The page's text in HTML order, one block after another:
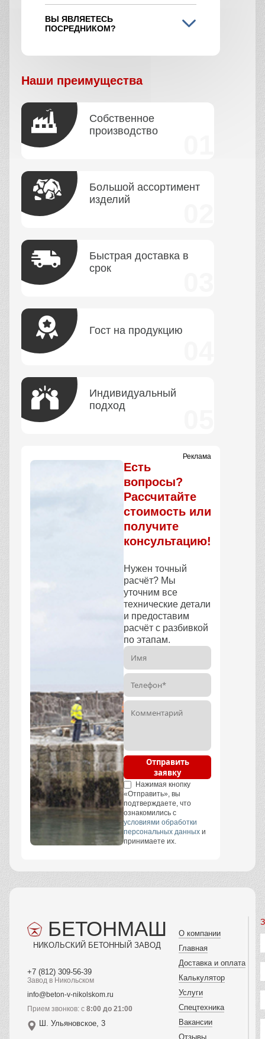
ВЫ ЯВЛЯЕТЕСЬ
ПОСРЕДНИКОМ?
Наши преимущества
Собственное
производство
Большой ассортимент
изделий
Быстрая доставка в
срок
Гост на продукцию
Индивидуальный
подход
Реклама
Есть
вопросы?
Рассчитайте
стоимость или
получите
консультацию!
Нужен точный
расчёт? Мы
уточним все
технические детали
и предоставим
расчёт с разбивкой
по этапам.
Отправить
заявку
Нажимая кнопку
«Отправить», вы
подтверждаете, что
ознакомились с
условиями обработки
персональных данных и
принимаете их.
БЕТОНМАШ
НИКОЛЬСКИЙ БЕТОННЫЙ ЗАВОД
+7 (812) 309-56-39
Завод в Никольском
info@beton-v-nikolskom.ru
Прием звонков: с 8:00 до 21:00
Ш. Ульяновское, 3
О компании
Главная
Доставка и оплата
Калькулятор
Услуги
Спецтехника
Вакансии
Отзывы